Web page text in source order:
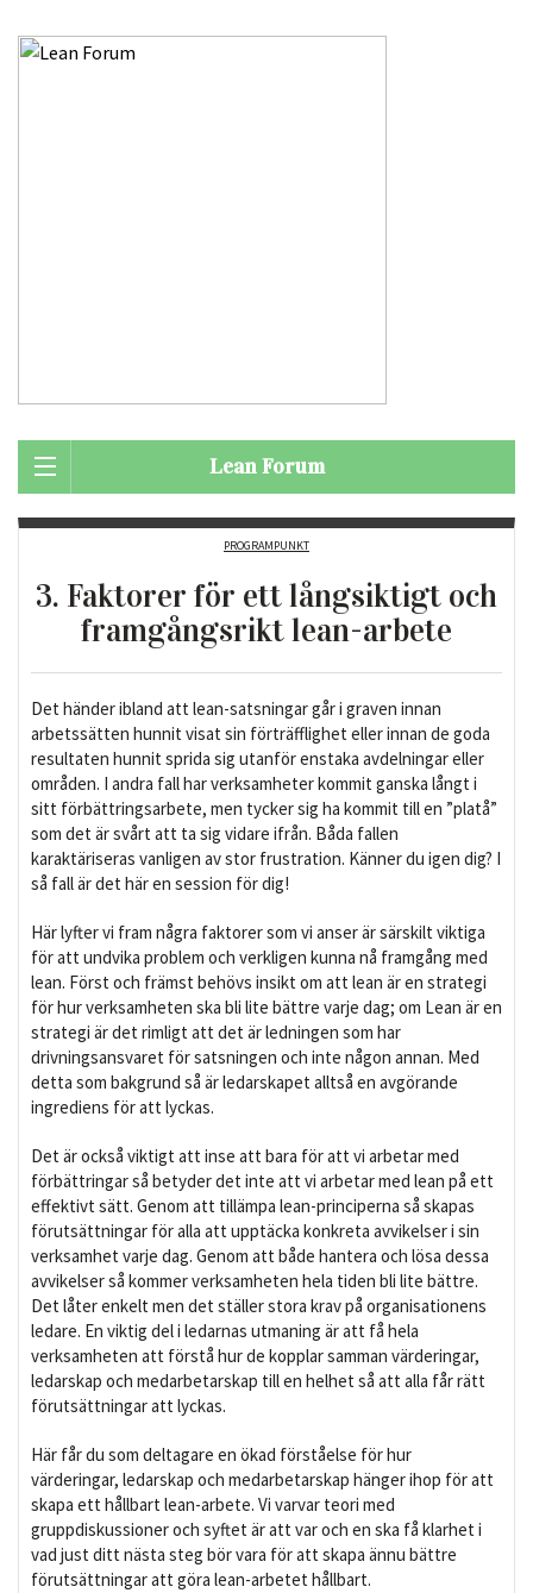
Lean Forum
PROGRAMPUNKT
3. Faktorer för ett långsiktigt och
framgångsrikt lean-arbete
Det händer ibland att lean-satsningar går i graven innan
arbetssätten hunnit visat sin förträfflighet eller innan de goda
resultaten hunnit sprida sig utanför enstaka avdelningar eller
områden. I andra fall har verksamheter kommit ganska långt i
sitt förbättringsarbete, men tycker sig ha kommit till en ”platå”
som det är svårt att ta sig vidare ifrån. Båda fallen
karaktäriseras vanligen av stor frustration. Känner du igen dig? I
så fall är det här en session för dig!
Här lyfter vi fram några faktorer som vi anser är särskilt viktiga
för att undvika problem och verkligen kunna nå framgång med
lean. Först och främst behövs insikt om att lean är en strategi
för hur verksamheten ska bli lite bättre varje dag; om Lean är en
strategi är det rimligt att det är ledningen som har
drivningsansvaret för satsningen och inte någon annan. Med
detta som bakgrund så är ledarskapet alltså en avgörande
ingrediens för att lyckas.
Det är också viktigt att inse att bara för att vi arbetar med
förbättringar så betyder det inte att vi arbetar med lean på ett
effektivt sätt. Genom att tillämpa lean-principerna så skapas
förutsättningar för alla att upptäcka konkreta avvikelser i sin
verksamhet varje dag. Genom att både hantera och lösa dessa
avvikelser så kommer verksamheten hela tiden bli lite bättre.
Det låter enkelt men det ställer stora krav på organisationens
ledare. En viktig del i ledarnas utmaning är att få hela
verksamheten att förstå hur de kopplar samman värderingar,
ledarskap och medarbetarskap till en helhet så att alla får rätt
förutsättningar att lyckas.
Här får du som deltagare en ökad förståelse för hur
värderingar, ledarskap och medarbetarskap hänger ihop för att
skapa ett hållbart lean-arbete. Vi varvar teori med
gruppdiskussioner och syftet är att var och en ska få klarhet i
vad just ditt nästa steg bör vara för att skapa ännu bättre
förutsättningar att göra lean-arbetet hållbart.